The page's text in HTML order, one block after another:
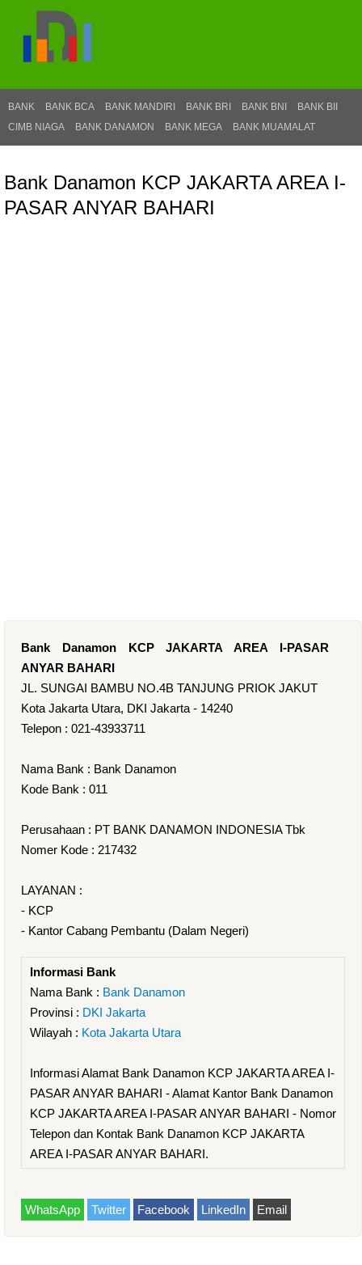
BANK BANK BCA BANK MANDIRI BANK BRI BANK BNI
BANK BII
CIMB NIAGA
BANK DANAMON BANK MEGA BANK MUAMALAT
Bank Danamon KCP JAKARTA AREA I-
PASAR ANYAR BAHARI
Bank Danamon KCP JAKARTA AREA I-PASAR
ANYAR BAHARI
JL. SUNGAI BAMBU NO.4B TANJUNG PRIOK JAKUT
Kota Jakarta Utara, DKI Jakarta - 14240
Telepon : 021-43933711
Nama Bank : Bank Danamon
Kode Bank : 011
Perusahaan : PT BANK DANAMON INDONESIA Tbk
Nomer Kode : 217432
LAYANAN :
- KCP
- Kantor Cabang Pembantu (Dalam Negeri)
Informasi Bank
Nama Bank : Bank Danamon
Provinsi : DKI Jakarta
Wilayah : Kota Jakarta Utara
Informasi Alamat Bank Danamon KCP JAKARTA AREA I-
PASAR ANYAR BAHARI - Alamat Kantor Bank Danamon
KCP JAKARTA AREA I-PASAR ANYAR BAHARI - Nomor
Telepon dan Kontak Bank Danamon KCP JAKARTA
AREA I-PASAR ANYAR BAHARI.
WhatsApp Twitter Facebook LinkedIn Email